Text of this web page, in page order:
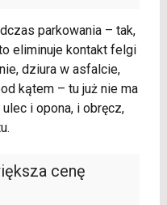
parkowania – tak,
eliminuje kontakt felgi
dziura w asfalcie,
kątem – tu już nie ma
i opona, i obręcz,
cenę